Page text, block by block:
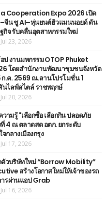
Cooperation Expo 2026 เปิด
–จีน ชู AI–หุ่นยนต์ฮิวแมนนอยด์ ดัน
กิจ รับคลื่นอุตสาหกรรมใหม่
Jul 23, 2026
งานมหกรรม OTOP Phuket
โดยสำนักงานพัฒนาชุมชนจังหวัด
ก.ค. 2569 ณ.ลานโปรโมชั่น 1
ไลฟ์สไตล์ ราชพฤกษ์
Jul 20, 2026
วามรู้ "เลือกซื้อ เลือกกิน ปลอดภัย
4 ณ ตลาดสด อตก. ยกระดับ
กลางเมืองกรุง
Jul 17, 2026
วบริษัทใหม่ “Borrow Mobility”
สร้างโอกาสใหม่ให้เจ้าของรถ
รผ่านแอป Grab
Jul 16, 2026